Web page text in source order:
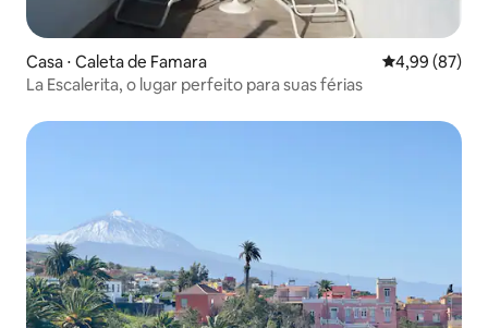
Casa ⋅ Caleta de Famara 4,99 de uma
4,99 (87)
La Escalerita, o lugar perfeito para suas férias